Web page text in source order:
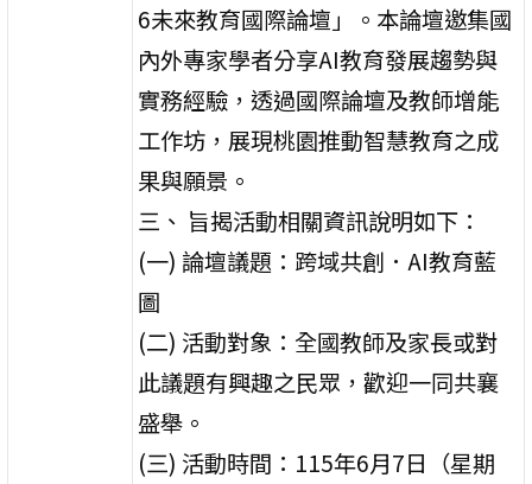
6未來教育國際論壇」。本論壇邀集國
內外專家學者分享AI教育發展趨勢與
實務經驗，透過國際論壇及教師增能
工作坊，展現桃園推動智慧教育之成
果與願景。
三、 旨揭活動相關資訊說明如下：
(一) 論壇議題：跨域共創．AI教育藍
圖
(二) 活動對象：全國教師及家長或對
此議題有興趣之民眾，歡迎一同共襄
盛舉。
(三) 活動時間：115年6月7日（星期